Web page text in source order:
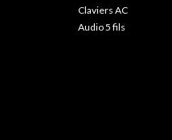
Claviers AC
Audio 5 fils